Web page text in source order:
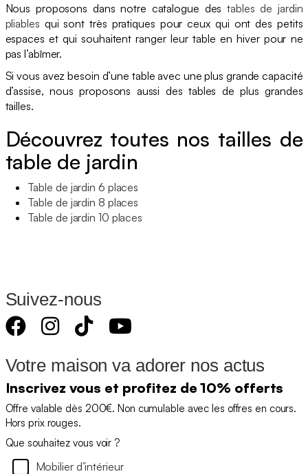
Nous proposons dans notre catalogue destables de jardin
pliables qui sont très pratiques pour ceux qui ont des petits
espaces et qui souhaitent ranger leur table en hiver pour ne
pas l’abîmer.
Si vous avez besoin d’une table avec une plus grande capacité
d’assise, nous proposons aussi des tables de plus grandes
tailles.
Découvrez toutes nos tailles de
table de jardin
Table de jardin 6 places
Table de jardin 8 places
Table de jardin 10 places
Suivez-nous
Votre maison va adorer nos actus
Inscrivez vous et profitez de 10% offerts
Offre valable dès 200€. Non cumulable avec les offres en cours.
Hors prix rouges.
Que souhaitez vous voir ?
Mobilier d’intérieur